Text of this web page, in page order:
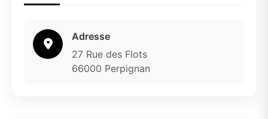
Adresse
27 Rue des Flots
66000 Perpignan